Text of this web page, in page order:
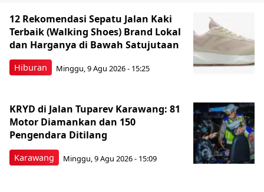
Hiburan
12 Rekomendasi Sepatu Jalan Kaki
Terbaik (Walking Shoes) Brand Lokal
dan Harganya di Bawah Satujutaan
Minggu, 9 Agu 2026 - 15:25
Karawang
KRYD di Jalan Tuparev Karawang: 81
Motor Diamankan dan 150
Pengendara Ditilang
Minggu, 9 Agu 2026 - 15:09